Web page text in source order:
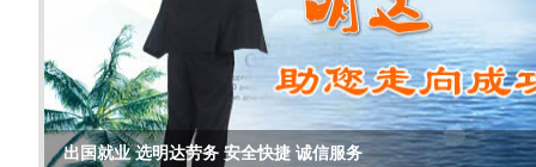
出国就业 选明达劳务 安全快捷 诚信服务